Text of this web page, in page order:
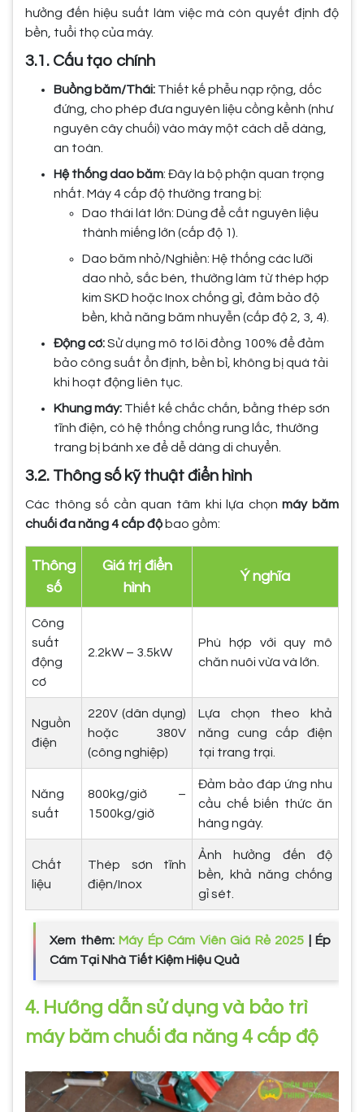
hưởng đến hiệu suất làm việc mà còn quyết định độ
bền, tuổi thọ của máy.
3.1. Cấu tạo chính
Buồng băm/Thái: Thiết kế phễu nạp rộng, dốc
đứng, cho phép đưa nguyên liệu cồng kềnh (như
nguyên cây chuối) vào máy một cách dễ dàng,
an toàn.
Hệ thống dao băm: Đây là bộ phận quan trọng
nhất. Máy 4 cấp độ thường trang bị:
Dao thái lát lớn: Dùng để cắt nguyên liệu
thành miếng lớn (cấp độ 1).
Dao băm nhỏ/Nghiền: Hệ thống các lưỡi
dao nhỏ, sắc bén, thường làm từ thép hợp
kim SKD hoặc Inox chống gỉ, đảm bảo độ
bền, khả năng băm nhuyễn (cấp độ 2, 3, 4).
Động cơ:Sử dụng mô tơ lõi đồng 100% để đảm
bảo công suất ổn định, bền bỉ, không bị quá tải
khi hoạt động liên tục.
Khung máy: Thiết kế chắc chắn, bằng thép sơn
tĩnh điện, có hệ thống chống rung lắc, thường
trang bị bánh xe để dễ dàng di chuyển.
3.2. Thông số kỹ thuật điển hình
Các thông số cần quan tâm khi lựa chọn máy băm
chuối đa năng 4 cấp độbao gồm:
Thông
số
Giá trị điển
hình
Ý nghĩa
Công
suất
động
cơ
2.2kW – 3.5kW
Phù hợp với quy mô
chăn nuôi vừa và lớn.
Nguồn
điện
220V (dân dụng)
hoặc 380V
(công nghiệp)
Lựa chọn theo khả
năng cung cấp điện
tại trang trại.
Năng
suất
800kg/giờ –
1500kg/giờ
Đảm bảo đáp ứng nhu
cầu chế biến thức ăn
hàng ngày.
Chất
liệu
Thép sơn tĩnh
điện/Inox
Ảnh hưởng đến độ
bền, khả năng chống
gỉ sét.
Xem thêm: Máy Ép Cám Viên Giá Rẻ 2025 | Ép
Cám Tại Nhà Tiết Kiệm Hiệu Quả
4. Hướng dẫn sử dụng và bảo trì
máy băm chuối đa năng 4 cấp độ